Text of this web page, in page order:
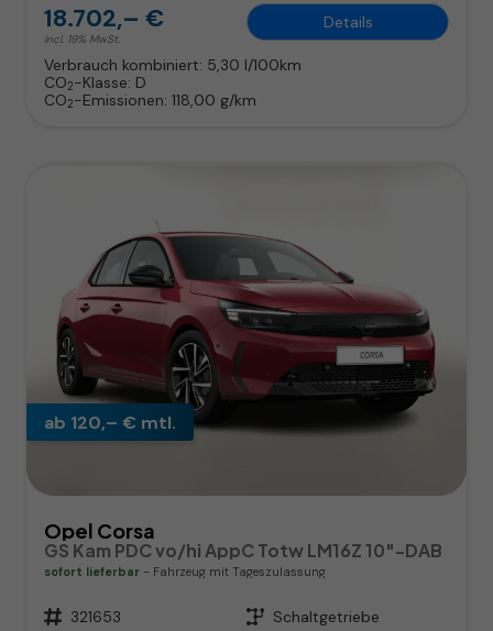
18.702,– €
incl. 19% MwSt.
Details
Verbrauch kombiniert: 5,30 l/100km
CO2-Klasse: D
CO2-Emissionen: 118,00 g/km
ab 120,– € mtl.
Opel Corsa
GS Kam PDC vo/hi AppC Totw LM16Z 10"-DAB
sofort lieferbar Fahrzeug mit Tageszulassung
Fahrzeugnr. 321653 Getriebe Schaltgetriebe